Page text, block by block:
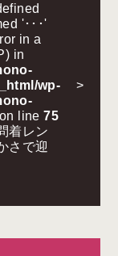
'･･･'
in a
in
wp-
on line75
着レン
さで迎
>